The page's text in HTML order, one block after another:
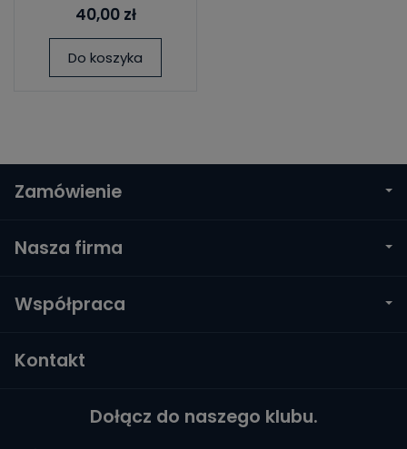
40,00 zł
Do koszyka
Zamówienie
Nasza firma
Współpraca
Kontakt
Dołącz do naszego klubu.